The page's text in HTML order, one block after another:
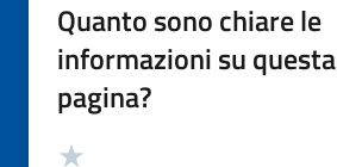
Quanto sono chiare le
informazioni su questa
pagina?
Valutazione